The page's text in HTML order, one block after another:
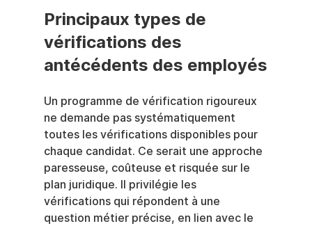
Principaux types de
vérifications des
antécédents des employés
Un programme de vérification rigoureux
ne demande pas systématiquement
toutes les vérifications disponibles pour
chaque candidat. Ce serait une approche
paresseuse, coûteuse et risquée sur le
plan juridique. Il privilégie les
vérifications qui répondent à une
question métier précise, en lien avec le